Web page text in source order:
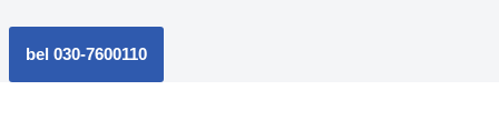
bel 030-7600110